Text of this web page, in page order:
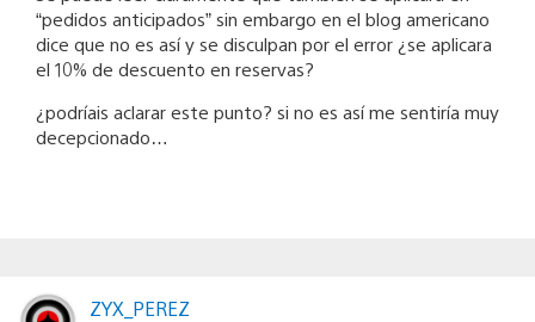
“pedidos anticipados” sin embargo en el blog americano
dice que no es así y se disculpan por el error ¿se aplicara
el 10% de descuento en reservas?
¿podríais aclarar este punto? si no es así me sentiría muy
decepcionado…
ZYX_PEREZ